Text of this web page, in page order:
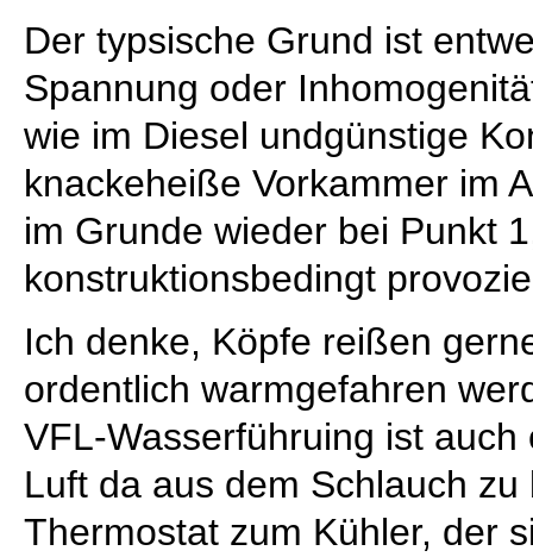
Der typsische Grund ist
Spannung oder
wie im Diesel undgünstige
knackeheiße Vorkammer im
im Grunde wieder bei Punkt
konstruktionsbedingt
Ich denke, Köpfe reißen
ordentlich warmgefahren
VFL-Wasserführuing ist
Luft da aus dem Schlauch
Thermostat zum Kühler, der